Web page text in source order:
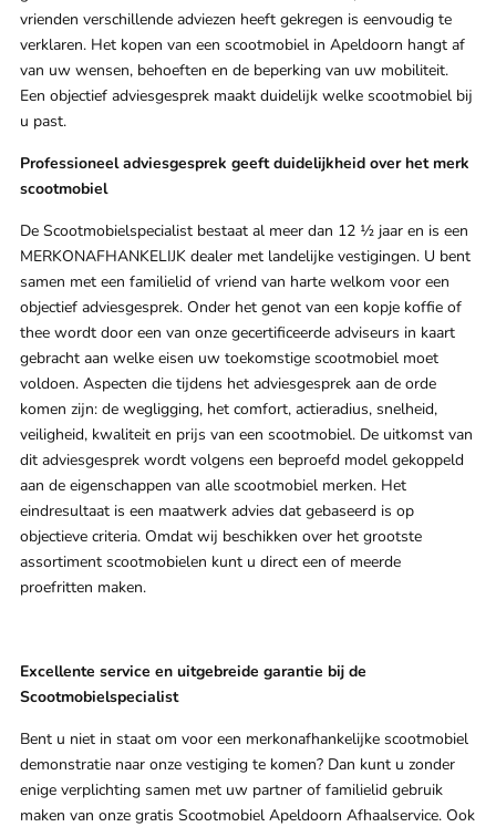
vrienden verschillende adviezen heeft gekregen is eenvoudig te
verklaren. Het kopen van een scootmobiel in Apeldoorn hangt af
van uw wensen, behoeften en de beperking van uw mobiliteit.
Een objectief adviesgesprek maakt duidelijk welke scootmobiel bij
u past.
Professioneel adviesgesprek geeft duidelijkheid over het merk
scootmobiel
De Scootmobielspecialist bestaat al meer dan 12 ½ jaar en is een
MERKONAFHANKELIJK dealer met landelijke vestigingen. U bent
samen met een familielid of vriend van harte welkom voor een
objectief adviesgesprek. Onder het genot van een kopje koffie of
thee wordt door een van onze gecertificeerde adviseurs in kaart
gebracht aan welke eisen uw toekomstige scootmobiel moet
voldoen. Aspecten die tijdens het adviesgesprek aan de orde
komen zijn: de wegligging, het comfort, actieradius, snelheid,
veiligheid, kwaliteit en prijs van een scootmobiel. De uitkomst van
dit adviesgesprek wordt volgens een beproefd model gekoppeld
aan de eigenschappen van alle scootmobiel merken. Het
eindresultaat is een maatwerk advies dat gebaseerd is op
objectieve criteria. Omdat wij beschikken over het grootste
assortiment scootmobielen kunt u direct een of meerde
proefritten maken.
Excellente service en uitgebreide garantie bij de
Scootmobielspecialist
Bent u niet in staat om voor een merkonafhankelijke scootmobiel
demonstratie naar onze vestiging te komen? Dan kunt u zonder
enige verplichting samen met uw partner of familielid gebruik
maken van onze gratis Scootmobiel Apeldoorn Afhaalservice. Ook